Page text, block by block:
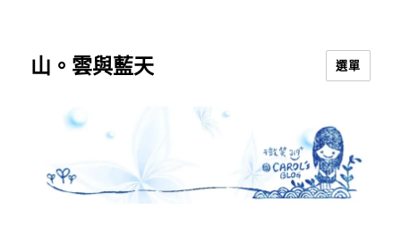
山。雲與藍天 選單